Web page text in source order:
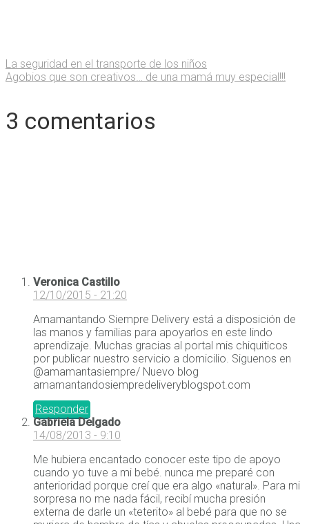
La seguridad en el transporte de los niños
Agobios que son creativos… de una mamá muy especial!!!
3 comentarios
Veronica Castillo
12/10/2015 - 21:20
Amamantando Siempre Delivery está a disposición de
las manos y familias para apoyarlos en este lindo
aprendizaje. Muchas gracias al portal mis chiquiticos
por publicar nuestro servicio a domicilio. Siguenos en
@amamantasiempre/ Nuevo blog
amamantandosiempredeliveryblogspot.com
Responder
Gabriela Delgado
14/08/2013 - 9:10
Me hubiera encantado conocer este tipo de apoyo
cuando yo tuve a mi bebé. nunca me preparé con
anterioridad porque creí que era algo «natural». Para mi
sorpresa no me nada fácil, recibí mucha presión
externa de darle un «teterito» al bebé para que no se